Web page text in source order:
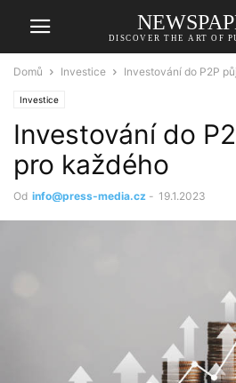
DISCOVER THE ART OF
Domů Investice Investování do P2P
Investice
Investování do
pro každého
Od info@press-media.cz - 19.1.2023